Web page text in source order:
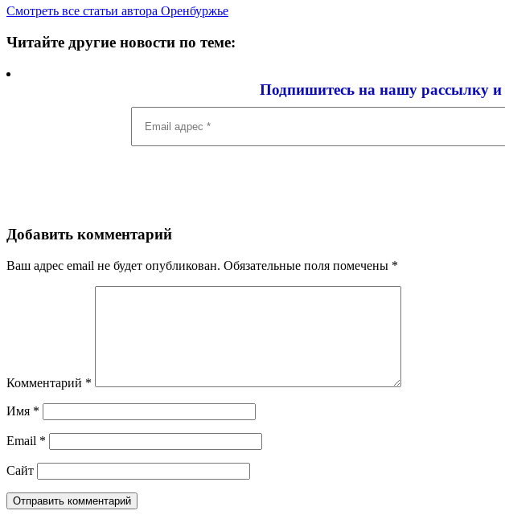
Смотреть все статьи автора Оренбуржье
Читайте другие новости по теме:
Подпишитесь на нашу рассылку и
адрес
*
Добавить комментарий
Ваш адрес email не будет опубликован. Обязательные поля помечены *
Комментарий *
Имя *
Email *
Сайт